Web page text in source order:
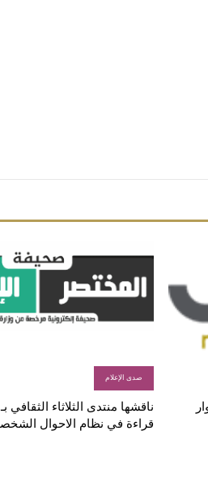
صدى الإعلام
ناقشها منتدى الثلاثاء الثقافي
قراءة في نظام الاحوال